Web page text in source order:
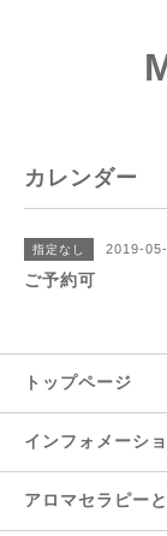
カレンダー
指定なし 2019-
ご予約可
トップページ
インフォメーシ
アロマセラピー